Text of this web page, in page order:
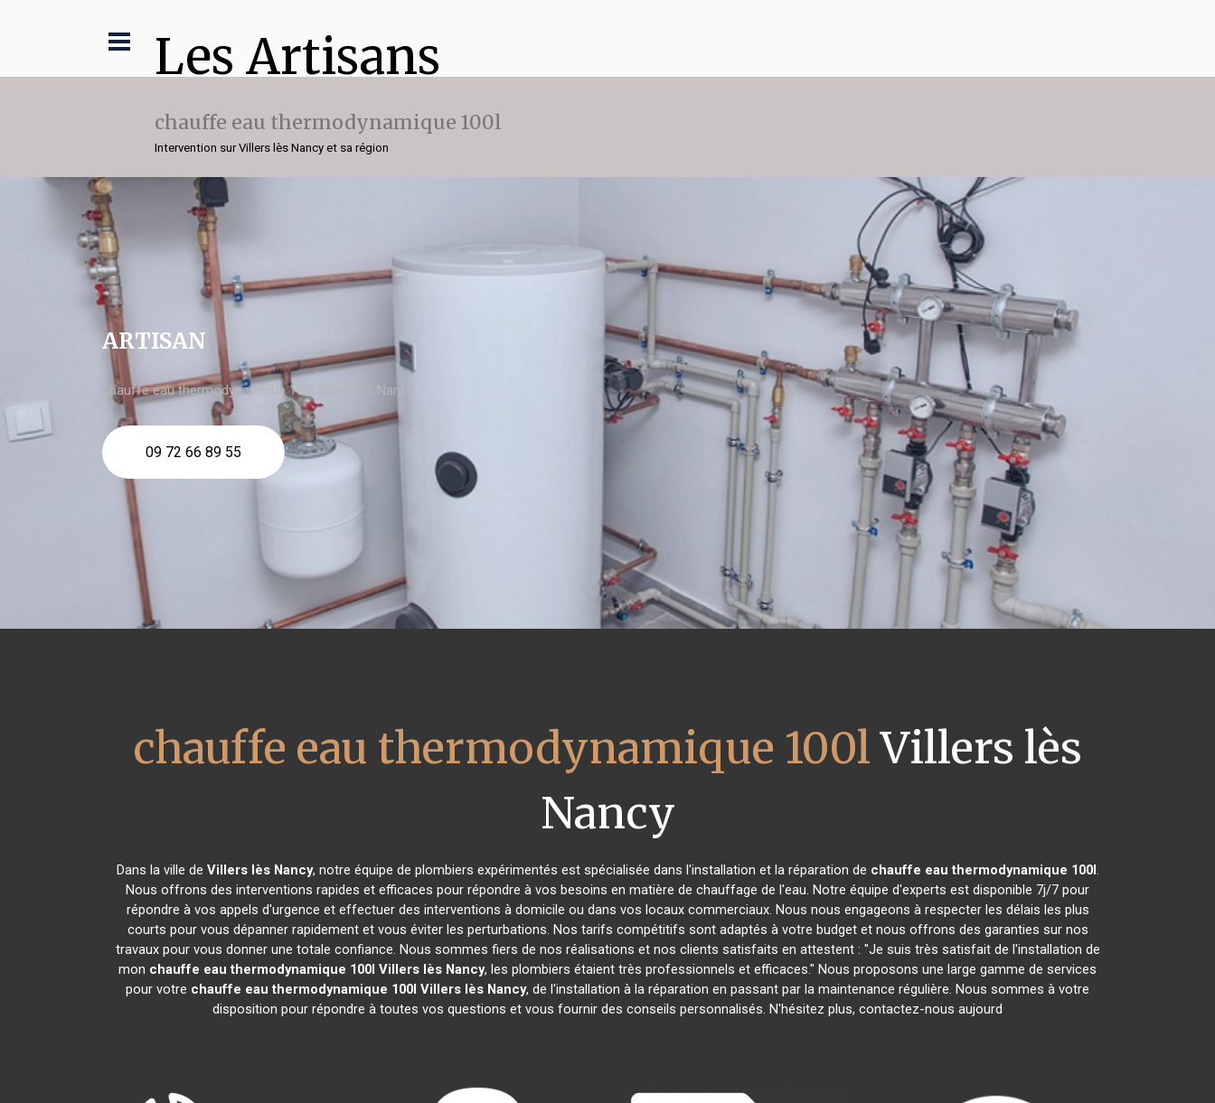
Les Artisans
chauffe eau thermodynamique 100l
Intervention sur Villers lès Nancy et sa région
ARTISAN
chauffe eau thermodynamique 100l Villers lès Nancy
09 72 66 89 55
chauffe eau thermodynamique 100lVillers lès
Nancy
Dans la ville de Villers lès Nancy, notre équipe de plombiers expérimentés est spécialisée dans l'installation et la réparation de chauffe eau thermodynamique 100l.
Nous offrons des interventions rapides et efficaces pour répondre à vos besoins en matière de chauffage de l'eau. Notre équipe d'experts est disponible 7j/7 pour
répondre à vos appels d'urgence et effectuer des interventions à domicile ou dans vos locaux commerciaux. Nous nous engageons à respecter les délais les plus
courts pour vous dépanner rapidement et vous éviter les perturbations. Nos tarifs compétitifs sont adaptés à votre budget et nous offrons des garanties sur nos
travaux pour vous donner une totale confiance. Nous sommes fiers de nos réalisations et nos clients satisfaits en attestent : "Je suis très satisfait de l'installation de
mon chauffe eau thermodynamique 100l Villers lès Nancy, les plombiers étaient très professionnels et efficaces." Nous proposons une large gamme de services
pour votre chauffe eau thermodynamique 100l Villers lès Nancy, de l'installation à la réparation en passant par la maintenance régulière. Nous sommes à votre
disposition pour répondre à toutes vos questions et vous fournir des conseils personnalisés. N'hésitez plus, contactez-nous aujourd